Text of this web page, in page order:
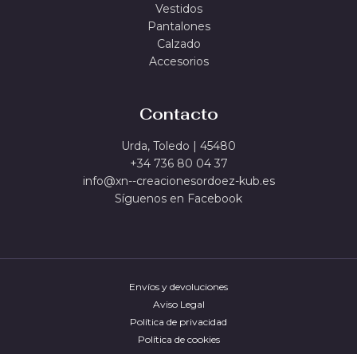
Vestidos
Pantalones
Calzado
Accesorios
Contacto
Urda, Toledo | 45480
+34 736 80 04 37
info@xn--creacionesordoez-kub.es
Síguenos en Facebook
Envíos y devoluciones
Aviso Legal
Política de privacidad
Política de cookies